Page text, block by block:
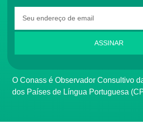
ASSINAR
O Conass é Observador Consultivo da Comunidade
dos Países de Língua Portuguesa